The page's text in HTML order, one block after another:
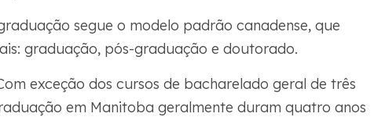
segue o modelo padrão canadense, que
graduação, pós-graduação e doutorado.
exceção dos cursos de bacharelado geral de três
em Manitoba geralmente duram quatro anos